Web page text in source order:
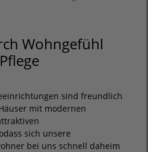
Wohngefühl
sind freundlich
mit modernen
sich unsere
bei uns schnell daheim